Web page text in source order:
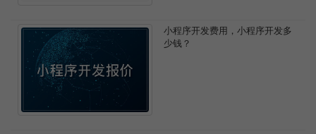
小程序开发费用，小程序开发多
少钱？